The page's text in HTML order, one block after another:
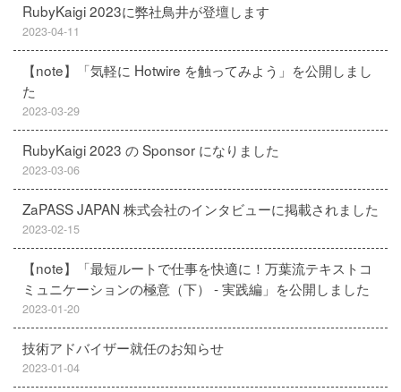
RubyKaigi 2023に弊社鳥井が登壇します
2023-04-11
【note】「気軽に Hotwire を触ってみよう」を公開しまし
た
2023-03-29
RubyKaigi 2023 の Sponsor になりました
2023-03-06
ZaPASS JAPAN 株式会社のインタビューに掲載されました
2023-02-15
【note】「最短ルートで仕事を快適に！万葉流テキストコ
ミュニケーションの極意（下） - 実践編」を公開しました
2023-01-20
技術アドバイザー就任のお知らせ
2023-01-04